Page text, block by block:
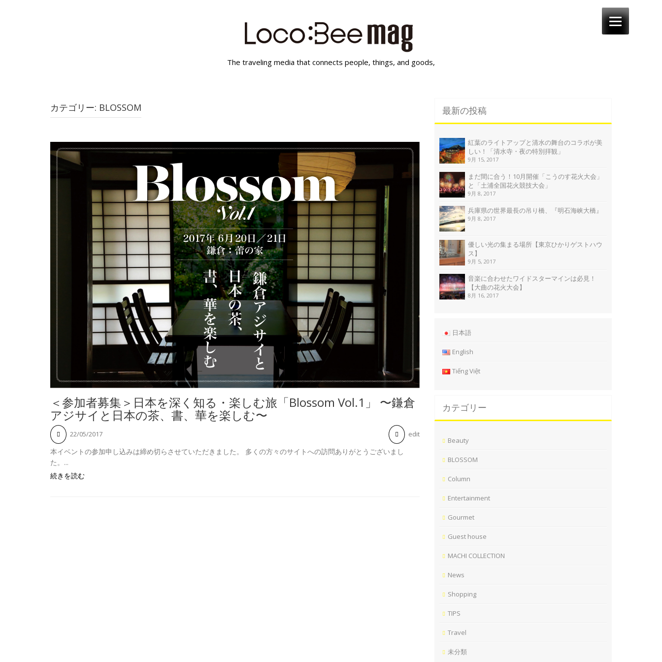
The traveling media that connects people, things, and goods,
カテゴリー: BLOSSOM
＜参加者募集＞日本を深く知る・楽しむ旅「Blossom Vol.1」 〜鎌倉
アジサイと日本の茶、書、華を楽しむ〜
22/05/2017 edit
本イベントの参加申し込みは締め切らさせていただきました。 多くの方々のサイトへの訪問ありがとうございまし
た。...
続きを読む
最新の投稿
紅葉のライトアップと清水の舞台のコラボが美
しい！「清水寺・夜の特別拝観」
9月 15, 2017
まだ間に合う！10月開催「こうのす花火大会」
と「土浦全国花火競技大会」
9月 8, 2017
兵庫県の世界最長の吊り橋、『明石海峡大橋』
9月 8, 2017
優しい光の集まる場所【東京ひかりゲストハウ
ス】
9月 5, 2017
音楽に合わせたワイドスターマインは必見！
【大曲の花火大会】
8月 16, 2017
日本語
English
Tiếng Việt
カテゴリー
Beauty
BLOSSOM
Column
Entertainment
Gourmet
Guest house
MACHI COLLECTION
News
Shopping
TIPS
Travel
未分類